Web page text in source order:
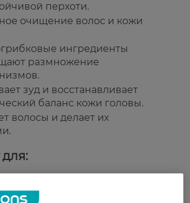
перхоти.
очищение волос и кожи
ингредиенты
размножение
зуд и восстанавливает
баланс кожи головы.
волосы и делает их
к себорейному дерматиту